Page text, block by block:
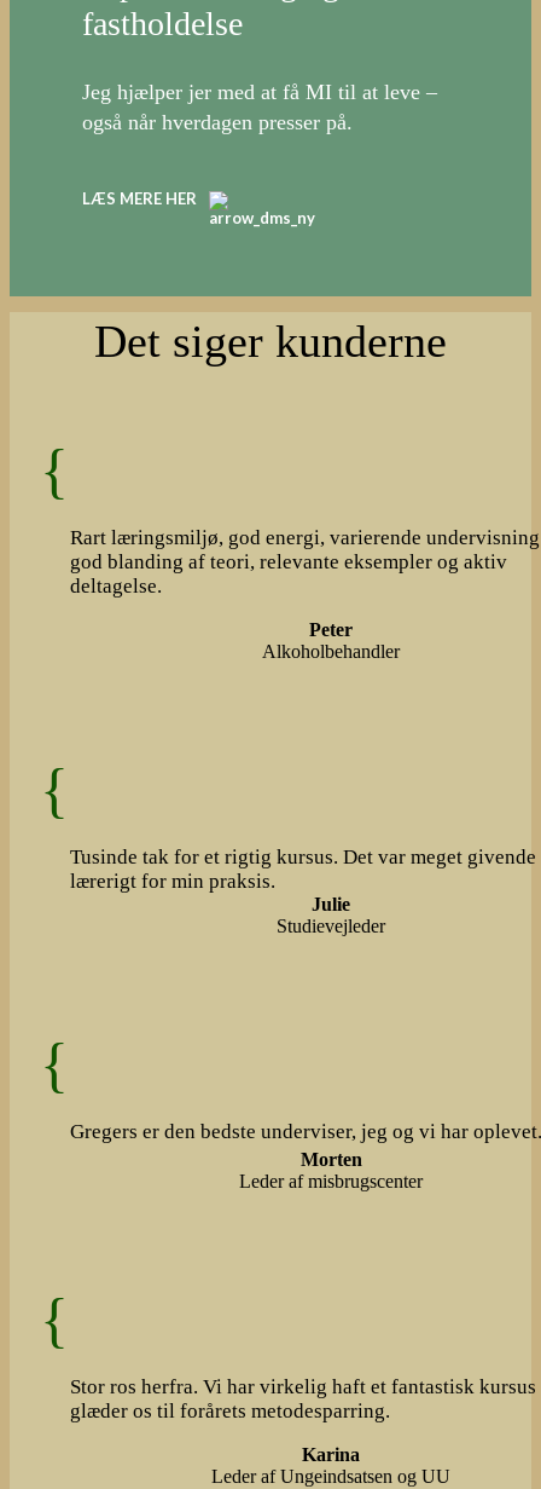
fastholdelse
Jeg hjælper jer med at få MI til at leve –
også når hverdagen presser på.
LÆS MERE HER
Det siger kunderne
Rart læringsmiljø, god energi, varierende
god blanding af teori, relevante eksempler og aktiv
deltagelse.
Peter
Alkoholbehandler
Tusinde tak for et rigtig kursus. Det var meget givende
lærerigt for min praksis.
Julie
Studievejleder
Gregers er den bedste underviser, jeg og vi har oplevet.
Morten
Leder af misbrugscenter
Stor ros herfra. Vi har virkelig haft et fantastisk
glæder os til forårets metodesparring.
Karina
Leder af Ungeindsatsen og UU